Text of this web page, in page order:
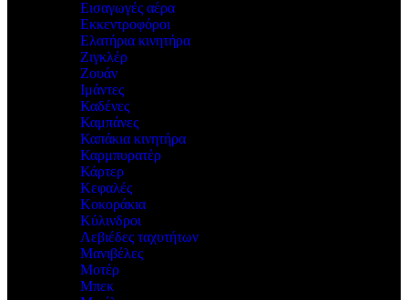
Εισαγωγές αέρα
Εκκεντροφόροι
Ελατήρια κινητήρα
Ζιγκλέρ
Ζουάν
Ιμάντες
Καδένες
Καμπάνες
Καπάκια κινητήρα
Καρμπυρατέρ
Κάρτερ
Κεφαλές
Κοκοράκια
Κύλινδροι
Λεβιέδες ταχυτήτων
Μανιβέλες
Μοτέρ
Μπεκ